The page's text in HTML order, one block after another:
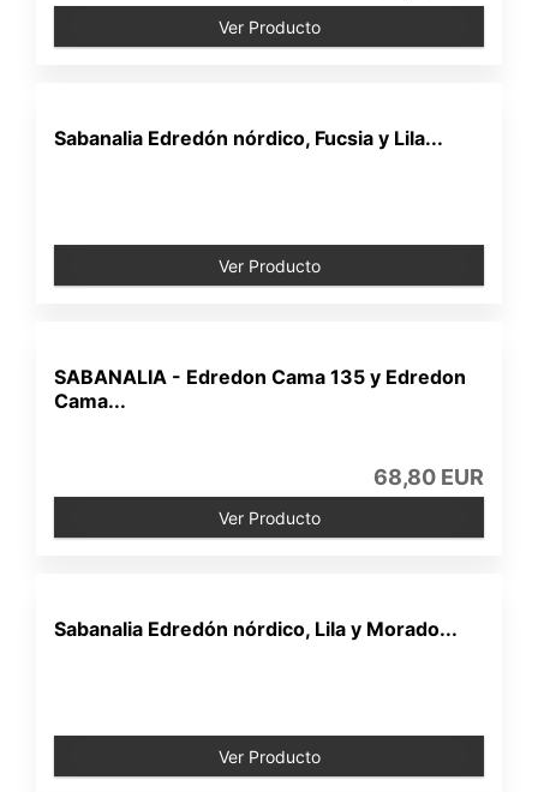
Ver Producto
Sabanalia Edredón nórdico, Fucsia y Lila...
Ver Producto
SABANALIA - Edredon Cama 135 y Edredon
Cama...
68,80 EUR
Ver Producto
Sabanalia Edredón nórdico, Lila y Morado...
Ver Producto